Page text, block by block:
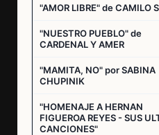
"AMOR LIBRE" de CAMILO
"NUESTRO PUEBLO" de
CARDENAL Y AMER
"MAMITA, NO" por SABINA
CHUPINIK
"HOMENAJE A HERNAN
FIGUEROA REYES - SUS
CANCIONES"